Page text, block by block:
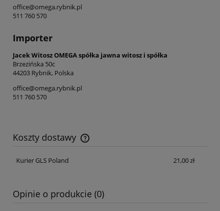
office@omega.rybnik.pl
511 760 570
Importer
Jacek Witosz OMEGA spółka jawna witosz i spółka
Brzezińska 50c
44203 Rybnik, Polska
office@omega.rybnik.pl
511 760 570
Koszty dostawy
Cena nie zawiera ewentualnych kosztów płatności
Kurier GLS Poland
21,00 zł
Opinie o produkcie (0)